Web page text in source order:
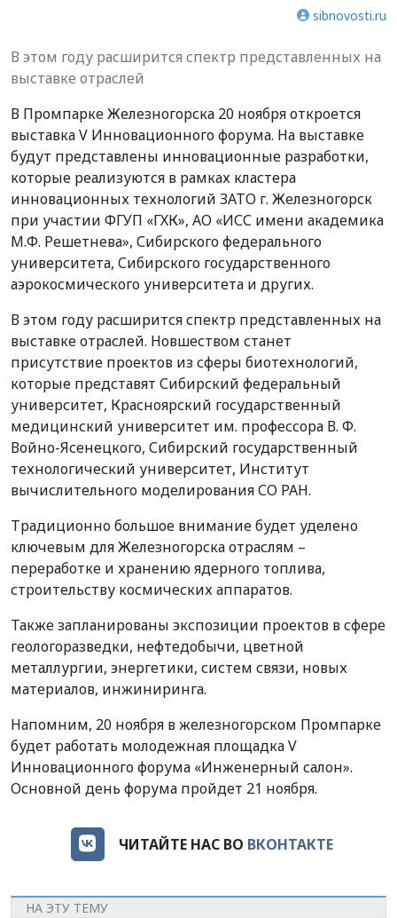
sibnovosti.ru
В этом году расширится спектр представленных на
выставке отраслей
В ПромпаркеЖелезногорска 20 ноября откроется
выставка V Инновационного форума. На выставке
будут представлены инновационные разработки,
которые реализуются в рамках кластера
инновационных технологий ЗАТО г. Железногорск
при участии ФГУП «ГХК», АО «ИСС имени академика
М.Ф. Решетнева», Сибирского федерального
университета, Сибирского государственного
аэрокосмического университета и других.
В этом году расширится спектр представленных на
выставке отраслей. Новшеством станет
присутствие проектов из сферы биотехнологий,
которые представят Сибирский федеральный
университет, Красноярский государственный
медицинский университет им. профессора В. Ф.
Войно-Ясенецкого, Сибирский государственный
технологический университет, Институт
вычислительного моделирования СО РАН.
Традиционно большое внимание будет уделено
ключевым для Железногорска отраслям –
переработке и хранению ядерного топлива,
строительству космических аппаратов.
Также запланированы экспозиции проектов в сфере
геологоразведки, нефтедобычи, цветной
металлургии, энергетики, систем связи, новых
материалов, инжиниринга.
Напомним, 20 ноября в железногорском Промпарке
будет работать молодежная площадка V
Инновационного форума «Инженерный салон».
Основной день форума пройдет 21 ноября.
ЧИТАЙТЕ НАС ВО ВКОНТАКТЕ
НА ЭТУ ТЕМУ